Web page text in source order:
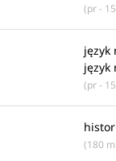
(pr -
język
język
(pr -
(180